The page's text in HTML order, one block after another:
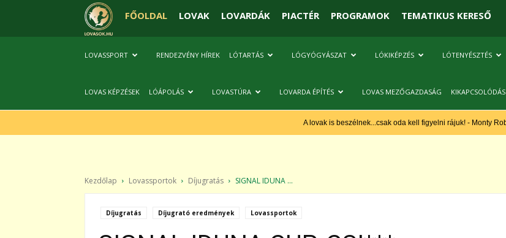
FŐOLDAL LOVAK LOVARDÁK PIACTÉR PROGRAMOK TEMATIKUS KERESŐ
LOVASSPORT RENDEZVÉNY HÍREK LÓTARTÁS LÓGYÓGYÁSZAT LÓKIKÉPZÉS LÓTENYÉSZTÉS
LOVAS KÉPZÉSEK LÓÁPOLÁS LOVASTÚRA LOVARDA ÉPÍTÉS LOVAS MEZŐGAZDASÁG KIKAPCSOLÓDÁS
A lovak is beszélnek...csak oda kell figyelni rájuk! - Monty
Kezdőlap Lovassportok Díjugratás SIGNAL IDUNA ...
Díjugratás Díjugrató eredmények Lovassportok